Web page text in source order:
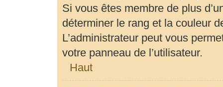
Si vous êtes membre de plus
déterminer le rang et la couleur
L’administrateur peut vous
votre panneau de l’utilisateur.
Haut